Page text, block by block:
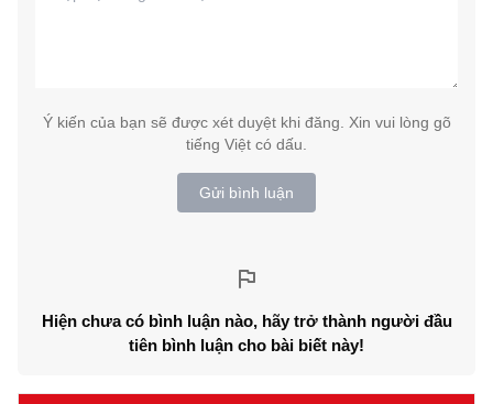
Ý kiến của bạn sẽ được xét duyệt khi đăng. Xin vui lòng gõ
tiếng Việt có dấu.
Gửi bình luận
Hiện chưa có bình luận nào, hãy trở thành người đầu
tiên bình luận cho bài biết này!